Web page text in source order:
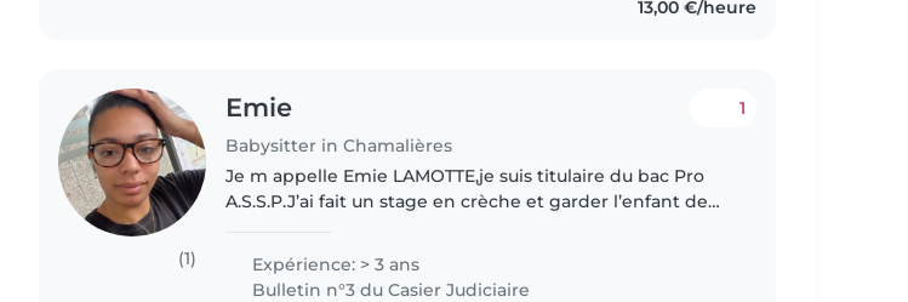
13,00 €/heure
(1)
Emie
Babysitter in Chamalières
1
Je m appelle Emie LAMOTTE,je suis titulaire du bac Pro
A.S.S.P.J’ai fait un stage en crèche et garder l’enfant de
Expérience: > 3 ans
Bulletin n°3 du Casier Judiciaire